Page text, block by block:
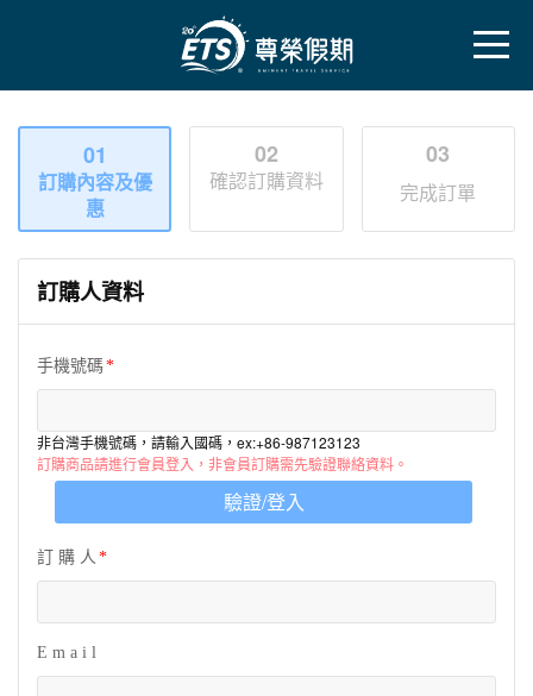
01
訂購內容及優
惠
02
確認訂購資料
03
完成訂單
訂購人資料
手機號碼
非台灣手機號碼，請輸入國碼，ex:+86-987123123
訂購商品請進行會員登入，非會員訂購需先驗證聯絡資料。
驗證/登入
訂 購 人
E m a i l